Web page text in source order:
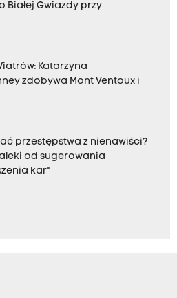
Białej Gwiazdy przy
Katarzyna
zdobywa Mont Ventoux i
przestępstwa z nienawiści?
od sugerowania
kar"